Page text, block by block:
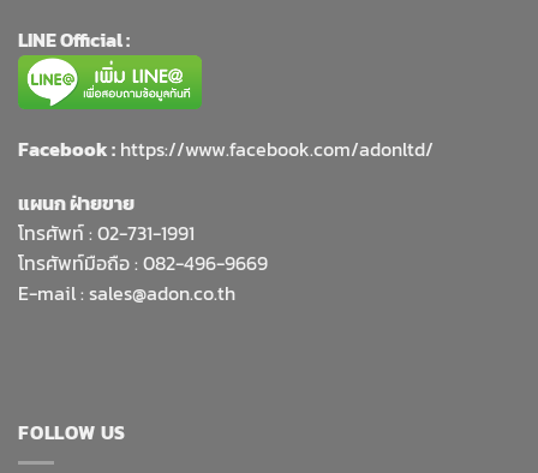
LINE Official :
Facebook : https://www.facebook.com/adonltd/
แผนก ฝ่ายขาย
โทรศัพท์ : 02-731-1991
โทรศัพท์มือถือ : 082-496-9669
E-mail : sales@adon.co.th
FOLLOW US